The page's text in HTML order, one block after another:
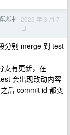
决冲
2025 年 3 月 7
日
分别 merge 到 test
支有更新，在
会出现改动内容
后 commit id 都变